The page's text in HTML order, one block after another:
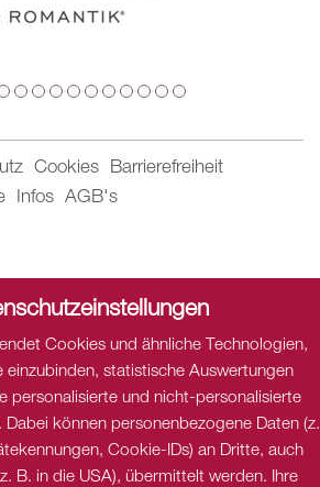
Cookies und ähnliche Technologien,
einzubinden, statistische Auswertungen
personalisierte und nicht-personalisierte
können personenbezogene Daten (z.
Cookie-IDs) an Dritte, auch
B. in die USA), übermittelt werden. Ihre
Cookies Barrierefreiheit
Infos AGB's
akzeptieren.
wenn Sie Cookies von